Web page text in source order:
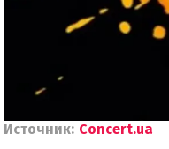
Источник: Concert.ua